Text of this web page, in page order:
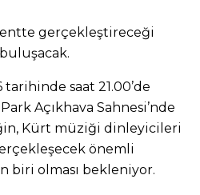
gerçekleştireceği
tarihinde saat 21.00’de
Açıkhava Sahnesi’nde
Kürt müziği dinleyicileri
önemli
biri olması bekleniyor.